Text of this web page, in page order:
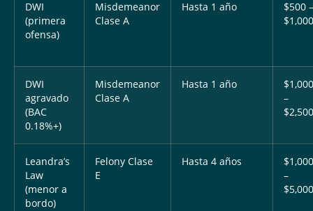
DWI
(primera
ofensa)
Misdemeanor
Clase A
Hasta 1 año
$500 –
$1,000
DWI
agravado
(BAC
0.18%+)
Misdemeanor
Clase A
Hasta 1 año
$1,000
–
$2,500
Leandra’s
Law
(menor a
bordo)
Felony Clase
E
Hasta 4 años
$1,000
–
$5,000